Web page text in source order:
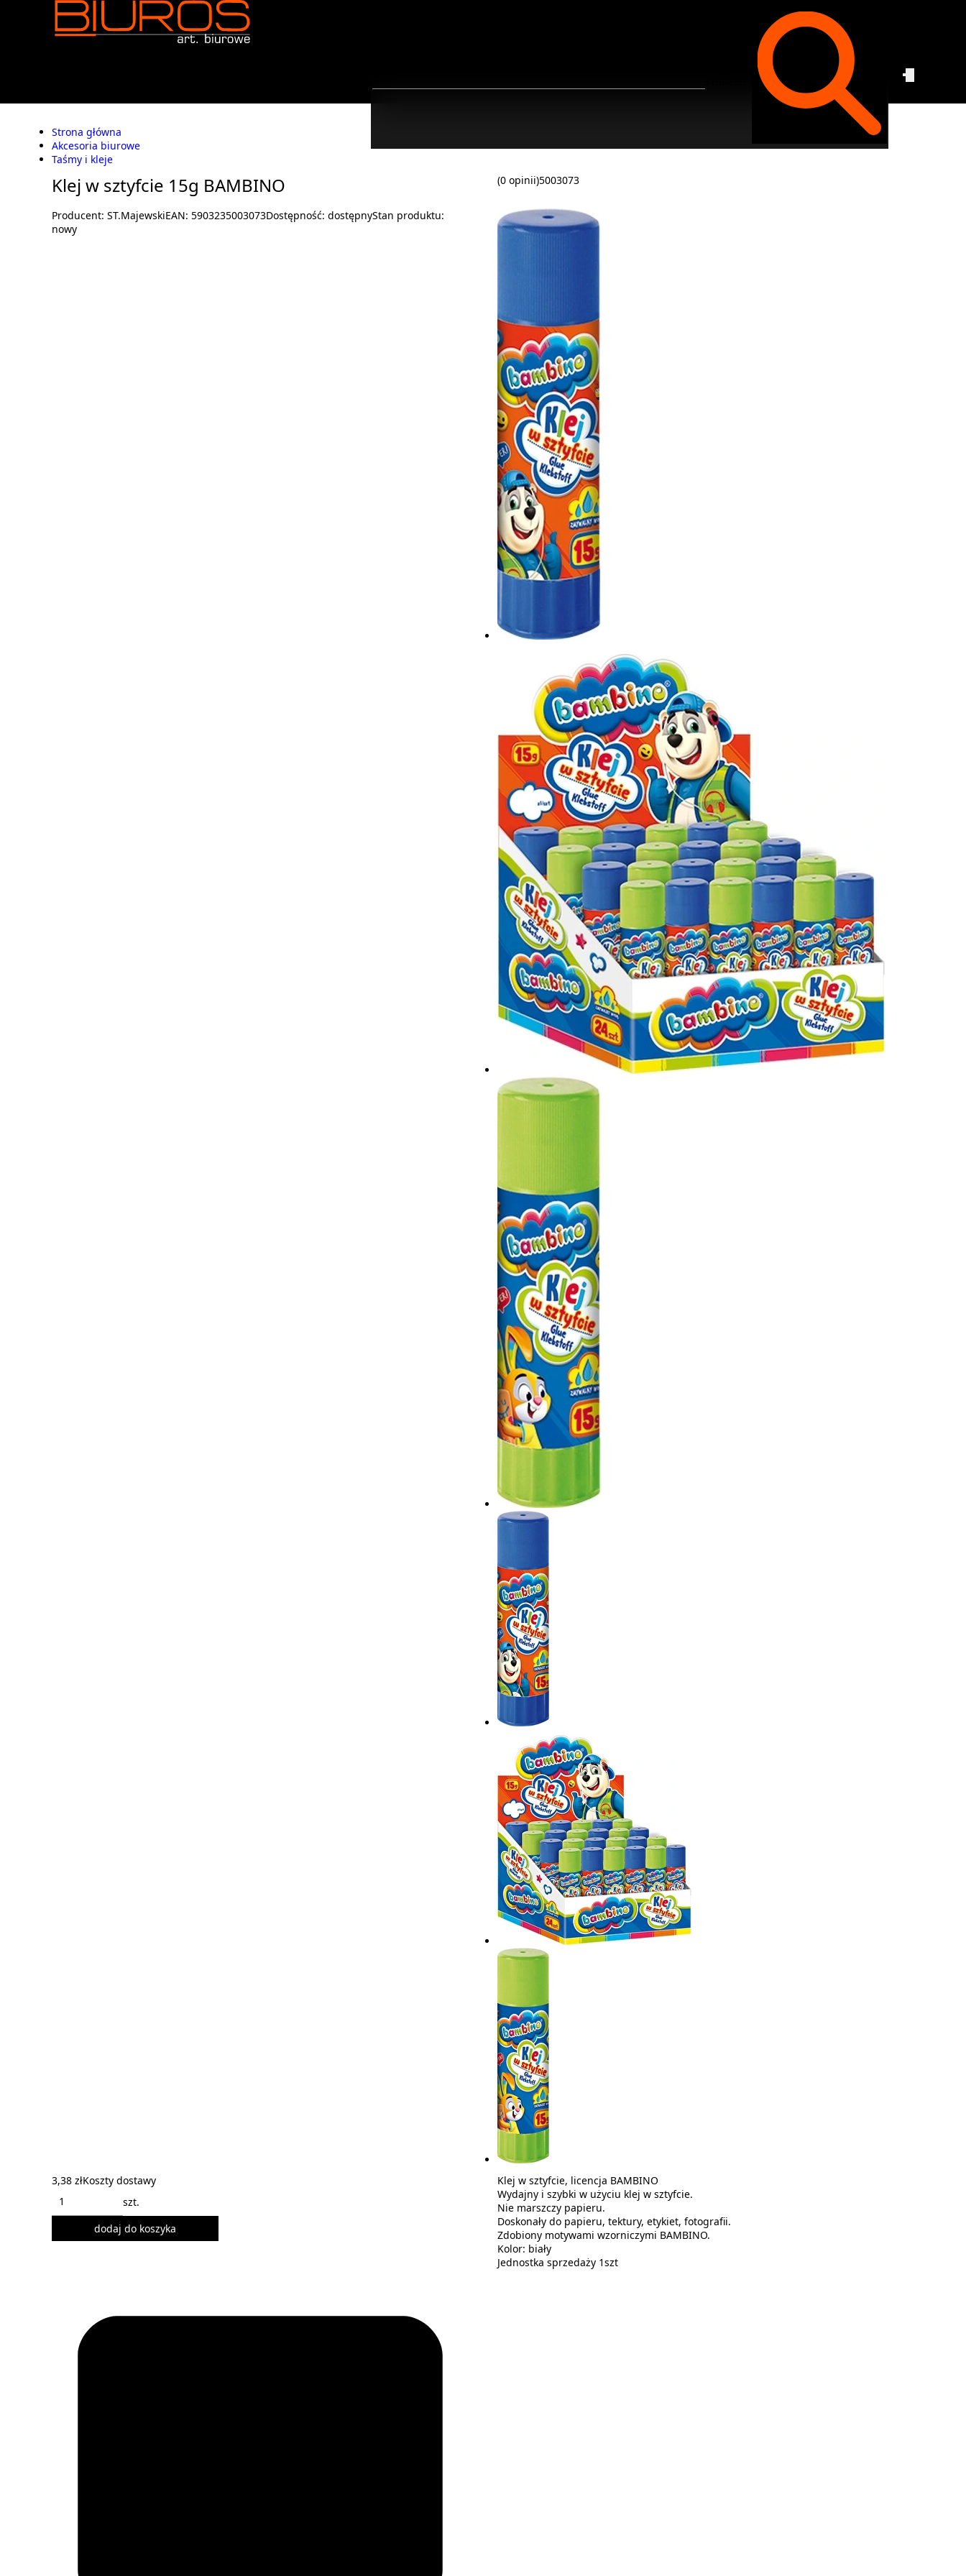
Strona główna
Akcesoria biurowe
Taśmy i kleje
Klej w sztyfcie 15g BAMBINO (0 opinii)5003073
Producent: ST.MajewskiEAN: 5903235003073Dostępność: dostępnyStan produktu:
nowy
3,38 złKoszty dostawy
szt.
dodaj do koszyka
Klej w sztyfcie, licencja BAMBINO
Wydajny i szybki w użyciu klej w sztyfcie.
Nie marszczy papieru.
Doskonały do papieru, tektury, etykiet, fotografii.
Zdobiony motywami wzorniczymi BAMBINO.
Kolor: biały
Jednostka sprzedaży 1szt